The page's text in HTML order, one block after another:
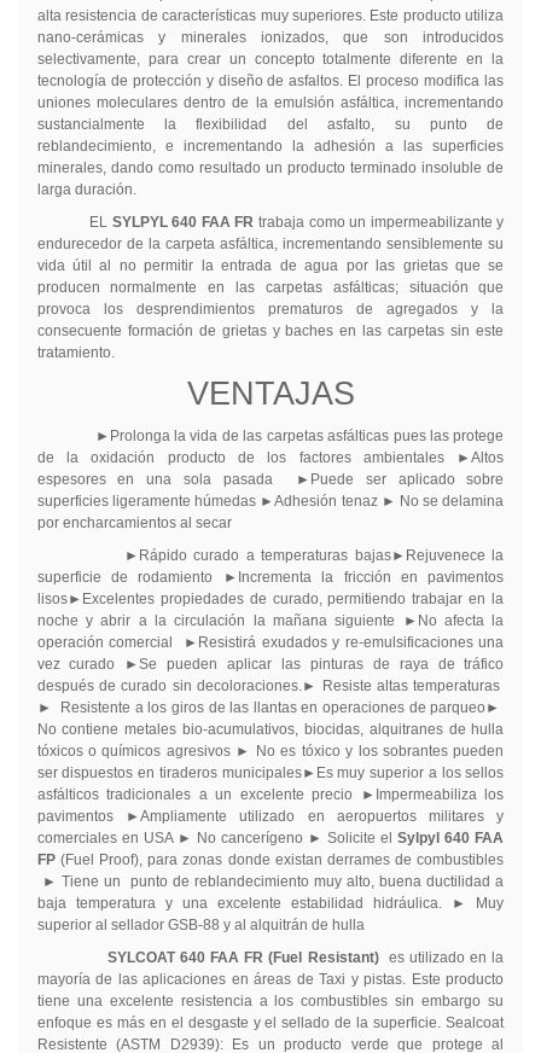
alta resistencia de características muy superiores. Este producto utiliza
nano-cerámicas y minerales ionizados, que son introducidos
selectivamente, para crear un concepto totalmente diferente en la
tecnología de protección y diseño de asfaltos. El proceso modifica las
uniones moleculares dentro de la emulsión asfáltica, incrementando
sustancialmente la flexibilidad del asfalto, su punto de
reblandecimiento, e incrementando la adhesión a las superficies
minerales, dando como resultado un producto terminado insoluble de
larga duración.
EL SYLPYL 640 FAA FR trabaja como un impermeabilizante y
endurecedor de la carpeta asfáltica, incrementando sensiblemente su
vida útil al no permitir la entrada de agua por las grietas que se
producen normalmente en las carpetas asfálticas; situación que
provoca los desprendimientos prematuros de agregados y la
consecuente formación de grietas y baches en las carpetas sin este
tratamiento.
VENTAJAS
► Prolonga la vida de las carpetas asfálticas pues las protege
de la oxidación producto de los factores ambientales
►Altos
espesores en una sola pasada
► Puede ser aplicado sobre
superficies ligeramente húmedas ►Adhesión tenaz ► No se delamina
por encharcamientos al secar
► Rápido curado a temperaturas bajas► Rejuvenece la
superficie de rodamiento
► Incrementa la fricción en pavimentos
lisos► Excelentes propiedades de curado, permitiendo trabajar en la
noche y abrir a la circulación la mañana siguiente
► No afecta la
operación comercial
► Resistirá exudados y re-emulsificaciones una
vez curado
►Se pueden aplicar las pinturas de raya de tráfico
después de curado sin decoloraciones.►
Resiste altas temperaturas
►
Resistente a los giros de las llantas en operaciones de parqueo ►
No contiene metales bio-acumulativos, biocidas, alquitranes de hulla
tóxicos o químicos agresivos ►
No es tóxico y los sobrantes pueden
ser dispuestos en tiraderos municipales► Es muy superior a los sellos
asfálticos tradicionales a un excelente precio
► Impermeabiliza los
pavimentos
► Ampliamente utilizado en aeropuertos militares y
comerciales en USA ► No cancerígeno ►Solicite elSylpyl 640 FAA
FP(Fuel Proof), para zonas donde existan derrames de combustibles
► Tiene un
punto de reblandecimiento muy alto, buena ductilidad a
baja temperatura y una excelente estabilidad hidráulica.
►
Muy
superior al sellador GSB-88 y al alquitrán de hulla
SYLCOAT 640 FAA FR (Fuel Resistant) es utilizado en la
mayoría de las aplicaciones en áreas de Taxi y pistas. Este producto
tiene una excelente resistencia a los combustibles sin embargo su
enfoque es más en el desgaste y el sellado de la superficie. Sealcoat
Resistente (ASTM D2939): Es un producto verde que protege al